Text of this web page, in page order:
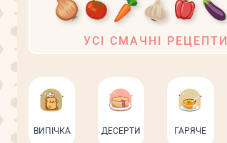
УСІ СМАЧНІ РЕЦЕПТИ
ВИПІЧКА ДЕСЕРТИ ГАРЯЧЕ